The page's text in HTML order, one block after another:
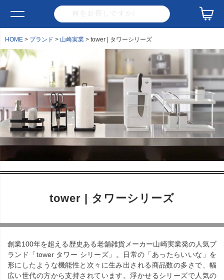
HOME ブランド 山崎実業 tower | タワーシリーズ
tower | タワーシリーズ
創業100年を超える歴史ある老舗雑貨メーカー山崎実業発の人気ブ
ランド「tower タワー シリーズ」。日常の「あったらいいな」を
形にしたような機能性と次々に生み出される商品数の多さで、幅
広い世代の方から支持されています。浮かせるシリーズで人気の